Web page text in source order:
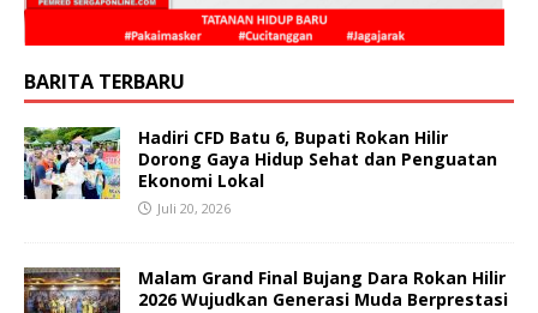
BARITA TERBARU
Hadiri CFD Batu 6, Bupati Rokan Hilir
Dorong Gaya Hidup Sehat dan Penguatan
Ekonomi Lokal
Juli 20, 2026
Malam Grand Final Bujang Dara Rokan Hilir
2026 Wujudkan Generasi Muda Berprestasi